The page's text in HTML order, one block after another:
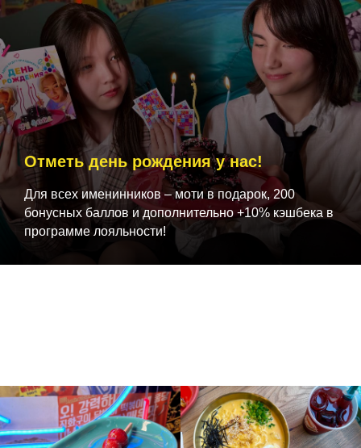
Отметь день рождения у нас!
Для всех именинников – моти в подарок, 200
бонусных баллов и дополнительно +10% кэшбека в
программе лояльности!